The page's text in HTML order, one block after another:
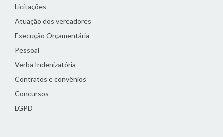
Licitações
Atuação dos vereadores
Execução Orçamentária
Pessoal
Verba Indenizatória
Contratos e convênios
Concursos
LGPD